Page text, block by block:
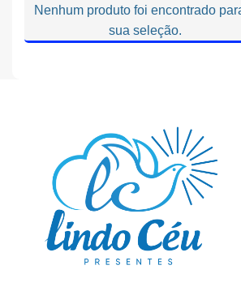
Nenhum produto foi encontrado
sua seleção.